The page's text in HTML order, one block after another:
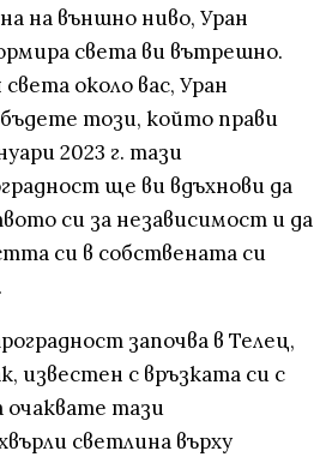
на външно ниво, Уран
света ви вътрешно.
около вас, Уран
бъдете този, който прави
2023 г. тази
ще ви вдъхнови да
си за независимост и да
си в собствената си
започва в Телец,
известен с връзката си с
тази
светлина върху